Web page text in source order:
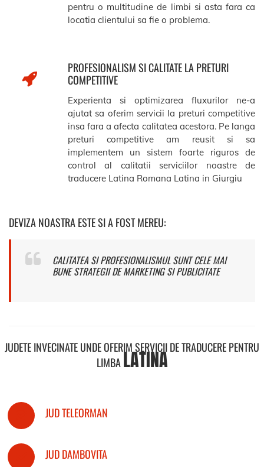
pentru o multitudine de limbi si asta fara ca
locatia clientului sa fie o problema.
PROFESIONALISM SI CALITATE LA PRETURI
COMPETITIVE
Experienta si optimizarea fluxurilor ne-a
ajutat sa oferim servicii la preturi competitive
insa fara a afecta calitatea acestora. Pe langa
preturi competitive am reusit si sa
implementem un sistem foarte riguros de
control al calitatii serviciilor noastre de
traducere Latina Romana Latina in Giurgiu
DEVIZA NOASTRA ESTE SI A FOST MEREU:
CALITATEA SI PROFESIONALISMUL SUNT CELE MAI
BUNE STRATEGII DE MARKETING SI PUBLICITATE
JUDETE INVECINATE UNDE OFERIM SERVICII DE TRADUCERE PENTRU
LIMBALATINA
JUD TELEORMAN
JUD DAMBOVITA